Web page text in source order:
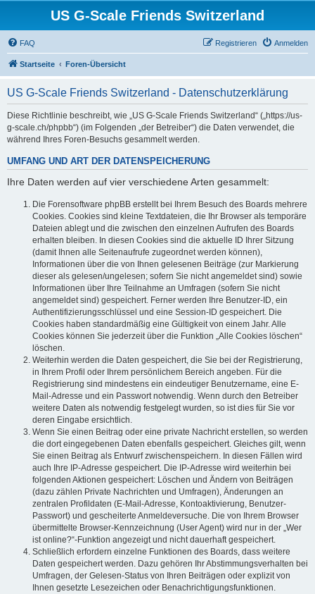
US G-Scale Friends Switzerland
FAQ Anmelden
Registrieren
Startseite Foren-Übersicht
US G-Scale Friends Switzerland - Datenschutzerklärung
Diese Richtlinie beschreibt, wie „US G-Scale Friends Switzerland“ („https://us-
g-scale.ch/phpbb“) (im Folgenden „der Betreiber“) die Daten verwendet, die
während Ihres Foren-Besuchs gesammelt werden.
UMFANG UND ART DER DATENSPEICHERUNG
Ihre Daten werden auf vier verschiedene Arten gesammelt:
Die Forensoftware phpBB erstellt bei Ihrem Besuch des Boards mehrere
Cookies. Cookies sind kleine Textdateien, die Ihr Browser als temporäre
Dateien ablegt und die zwischen den einzelnen Aufrufen des Boards
erhalten bleiben. In diesen Cookies sind die aktuelle ID Ihrer Sitzung
(damit Ihnen alle Seitenaufrufe zugeordnet werden können),
Informationen über die von Ihnen gelesenen Beiträge (zur Markierung
dieser als gelesen/ungelesen; sofern Sie nicht angemeldet sind) sowie
Informationen über Ihre Teilnahme an Umfragen (sofern Sie nicht
angemeldet sind) gespeichert. Ferner werden Ihre Benutzer-ID, ein
Authentifizierungsschlüssel und eine Session-ID gespeichert. Die
Cookies haben standardmäßig eine Gültigkeit von einem Jahr. Alle
Cookies können Sie jederzeit über die Funktion „Alle Cookies löschen“
löschen.
Weiterhin werden die Daten gespeichert, die Sie bei der Registrierung,
in Ihrem Profil oder Ihrem persönlichem Bereich angeben. Für die
Registrierung sind mindestens ein eindeutiger Benutzername, eine E-
Mail-Adresse und ein Passwort notwendig. Wenn durch den Betreiber
weitere Daten als notwendig festgelegt wurden, so ist dies für Sie vor
deren Eingabe ersichtlich.
Wenn Sie einen Beitrag oder eine private Nachricht erstellen, so werden
die dort eingegebenen Daten ebenfalls gespeichert. Gleiches gilt, wenn
Sie einen Beitrag als Entwurf zwischenspeichern. In diesen Fällen wird
auch Ihre IP-Adresse gespeichert. Die IP-Adresse wird weiterhin bei
folgenden Aktionen gespeichert: Löschen und Ändern von Beiträgen
(dazu zählen Private Nachrichten und Umfragen), Änderungen an
zentralen Profildaten (E-Mail-Adresse, Kontoaktivierung, Benutzer-
Passwort) und gescheiterte Anmeldeversuche. Die von Ihrem Browser
übermittelte Browser-Kennzeichnung (User Agent) wird nur in der „Wer
ist online?“-Funktion angezeigt und nicht dauerhaft gespeichert.
Schließlich erfordern einzelne Funktionen des Boards, dass weitere
Daten gespeichert werden. Dazu gehören Ihr Abstimmungsverhalten bei
Umfragen, der Gelesen-Status von Ihren Beiträgen oder explizit von
Ihnen gesetzte Lesezeichen oder Benachrichtigungsfunktionen.